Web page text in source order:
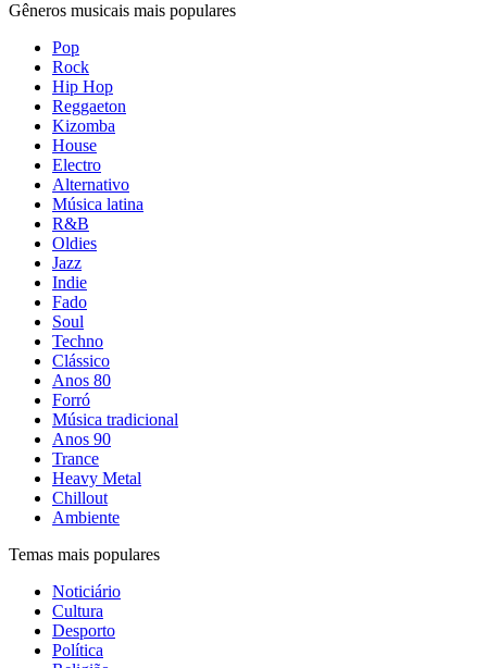
Gêneros musicais mais populares
Pop
Rock
Hip Hop
Reggaeton
Kizomba
House
Electro
Alternativo
Música latina
R&B
Oldies
Jazz
Indie
Fado
Soul
Techno
Clássico
Anos 80
Forró
Música tradicional
Anos 90
Trance
Heavy Metal
Chillout
Ambiente
Temas mais populares
Noticiário
Cultura
Desporto
Política